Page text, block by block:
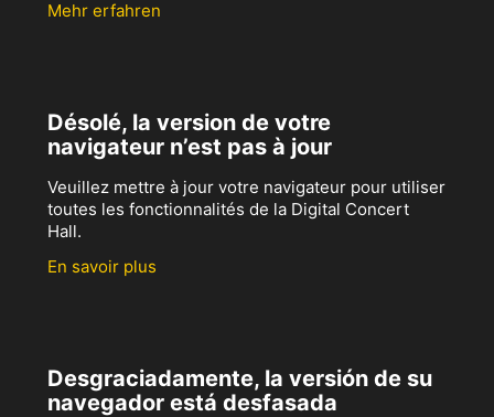
Mehr erfahren
Désolé, la version de votre
navigateur n’est pas à jour
Veuillez mettre à jour votre navigateur pour utiliser
toutes les fonctionnalités de la Digital Concert
Hall.
En savoir plus
Desgraciadamente, la versión de su
navegador está desfasada